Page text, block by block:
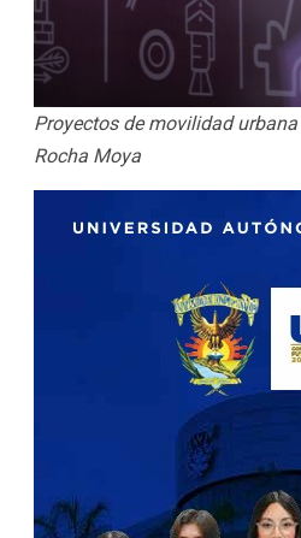
Proyectos de movilidad
Rocha Moya